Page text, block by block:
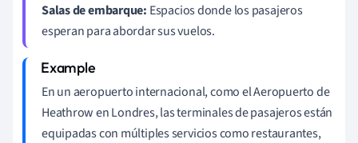
Salas de embarque: Espacios donde los pasajeros
esperan para abordar sus vuelos.
En un aeropuerto internacional, como el Aeropuerto de
Heathrow en Londres, las terminales de pasajeros están
equipadas con múltiples servicios como restaurantes,